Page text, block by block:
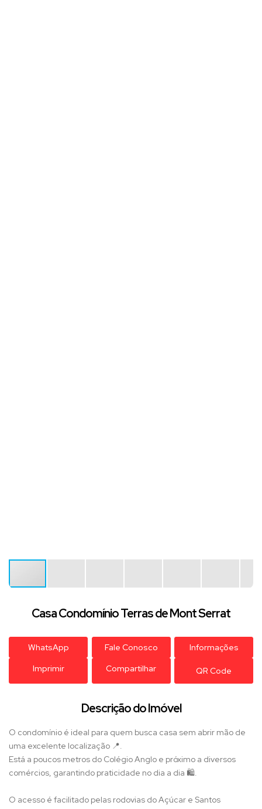
Casa Condomínio Terras de Mont Serrat
WhatsApp Fale Conosco
Informações
Imprimir
Compartilhar QR Code
Descrição do Imóvel
O condomínio é ideal para quem busca casa sem abrir mão de
uma excelente localização 📍.
Está a poucos metros do Colégio Anglo e próximo a diversos
comércios, garantindo praticidade no dia a dia 🛍️.
O acesso é facilitado pelas rodovias do Açúcar e Santos